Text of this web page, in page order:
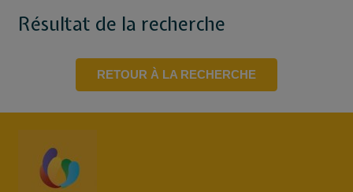
Résultat de la recherche
RETOUR À LA RECHERCHE